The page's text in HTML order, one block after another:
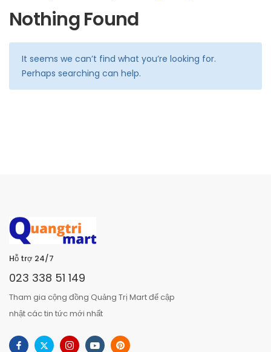
Nothing Found
It seems we can’t find what you’re looking for.
Perhaps searching can help.
Hỗ trợ 24/7
023 338 51 149
Tham gia cộng đồng Quảng Trị Mart để cập
nhật các tin tức mới nhất